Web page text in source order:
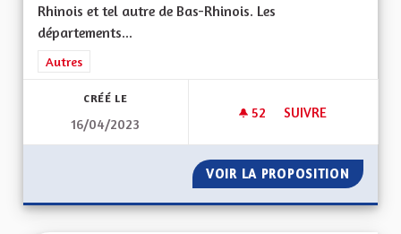
Rhinois et tel autre de Bas-Rhinois. Les
départements...
Filtrer les résultats de la catégorie : Autres
Autres
CRÉÉ LE
16/04/2023
52 52 ABONNÉS
SUIVRE
VOIR LA PROPOSITION HAUT-